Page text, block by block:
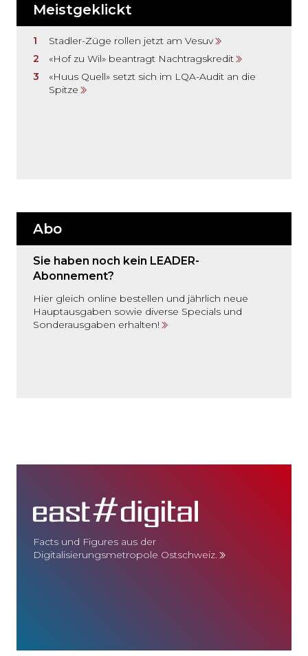
Meistgeklickt
Stadler-Züge rollen jetzt am Vesuv
«Hof zu Wil» beantragt Nachtragskredit
«Huus Quell» setzt sich im LQA-Audit an die
Spitze
Abo
Sie haben noch kein LEADER-
Abonnement?
Hier gleich online bestellen und jährlich neue
Hauptausgaben sowie diverse Specials und
Sonderausgaben erhalten!
Facts und Figures aus der
Digitalisierungsmetropole Ostschweiz.